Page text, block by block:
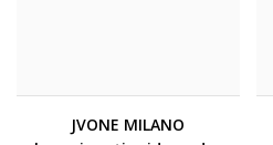
JVONE MILANO